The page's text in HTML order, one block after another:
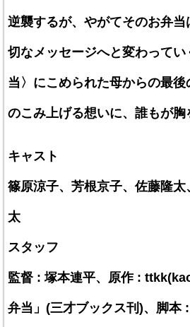
逆襲するが、やがてそのお弁
切なメッセージへと変わって
当〉にこめられた母からの最
のこみ上げる想いに、誰もが胸
キャスト
篠原涼子、芳根京子、佐藤隆
太
スタッフ
監督 : 塚本連平、原作 :
弁当」(三才ブックス刊)、脚本